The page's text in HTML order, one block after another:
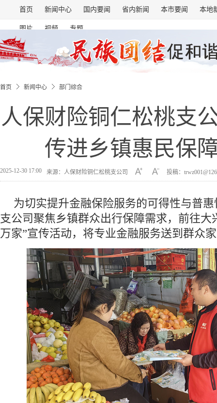
首页 新闻中心 国内要闻 省内新闻 本市要闻 本地
图片 视频 专题
首页 新闻中心 部门综合
人保财险铜仁松桃支
传进乡镇惠民保
2025-12-30 17:00 来源：人保财险铜仁松桃支公司 投稿：
为切实提升金融保险服务的可得性与普
支公司聚焦乡镇群众出行保障需求，前往大
万家”宣传活动，将专业金融服务送到群众